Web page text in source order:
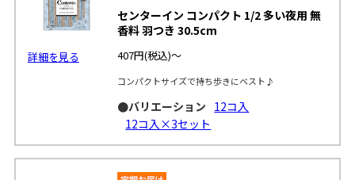
詳細を見る
センターイン コンパクト 1/2 多い夜用 無
香料 羽つき 30.5cm
407円(税込)～
コンパクトサイズで持ち歩きにベスト♪
●バリエーション 12コ入
12コ入×3セット